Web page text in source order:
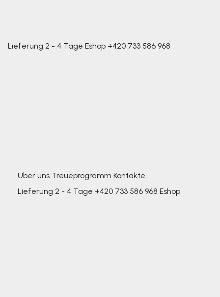
Lieferung 2 - 4 Tage Eshop +420 733 586 968
Über uns Treueprogramm Kontakte
Lieferung 2 - 4 Tage +420 733 586 968 Eshop